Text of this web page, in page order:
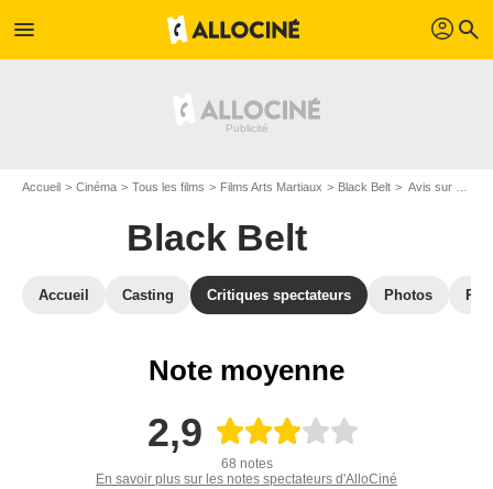
menu profil search
Accueil Cinéma Tous les films Films Arts Martiaux Black Belt Avis sur Black Belt
Black Belt
Accueil Casting Critiques spectateurs Photos
Note moyenne
2,9
68 notes
En savoir plus sur les notes spectateurs d'AlloCiné